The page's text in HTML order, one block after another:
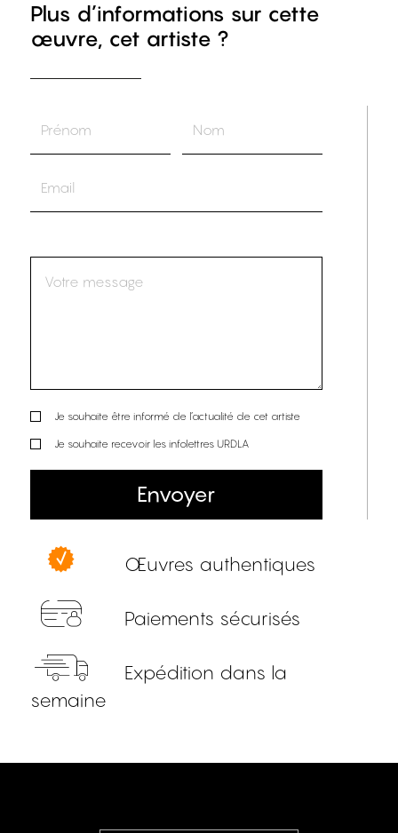
Plus d’informations sur cette
œuvre, cet artiste ?
Je souhaite être informé de l’actualité de cet artiste
Je souhaite recevoir les infolettres URDLA
Envoyer
Œuvres authentiques
Paiements sécurisés
Expédition dans la
semaine